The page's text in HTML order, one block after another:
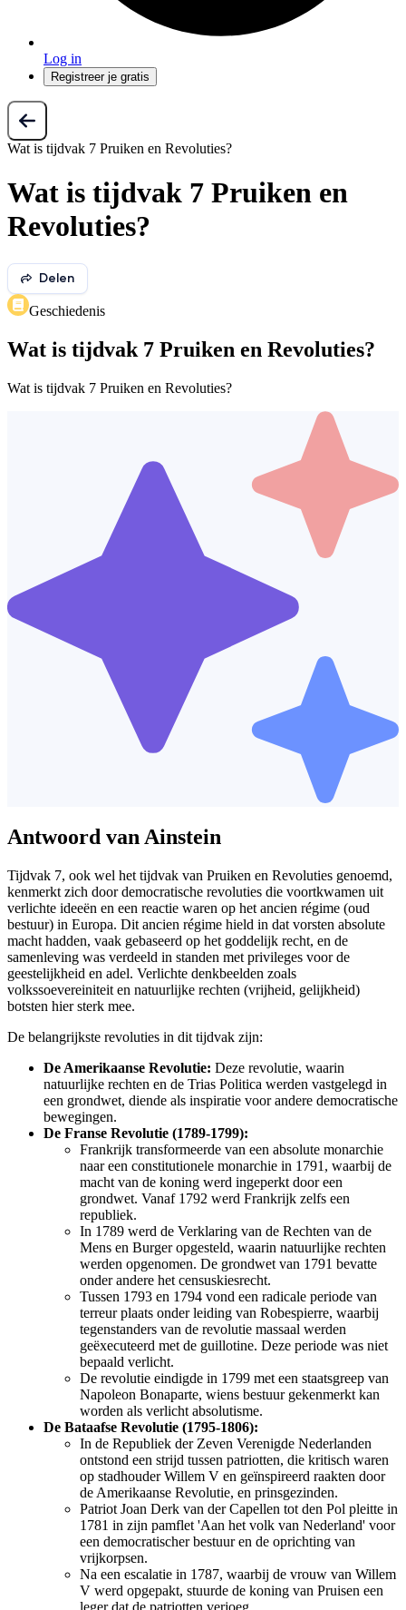
Log in
Registreer je gratis
Wat is tijdvak 7 Pruiken en Revoluties?
Wat is tijdvak 7 Pruiken en
Revoluties?
Delen
Geschiedenis
Wat is tijdvak 7 Pruiken en Revoluties?
Wat is tijdvak 7 Pruiken en Revoluties?
Antwoord van Ainstein
Tijdvak 7, ook wel het tijdvak van Pruiken en Revoluties genoemd,
kenmerkt zich door democratische revoluties die voortkwamen uit
verlichte ideeën en een reactie waren op het ancien régime (oud
bestuur) in Europa. Dit ancien régime hield in dat vorsten absolute
macht hadden, vaak gebaseerd op het goddelijk recht, en de
samenleving was verdeeld in standen met privileges voor de
geestelijkheid en adel. Verlichte denkbeelden zoals
volkssoevereiniteit en natuurlijke rechten (vrijheid, gelijkheid)
botsten hier sterk mee.
De belangrijkste revoluties in dit tijdvak zijn:
De Amerikaanse Revolutie: Deze revolutie, waarin
natuurlijke rechten en de Trias Politica werden vastgelegd in
een grondwet, diende als inspiratie voor andere democratische
bewegingen.
De Franse Revolutie (1789-1799):
Frankrijk transformeerde van een absolute monarchie
naar een constitutionele monarchie in 1791, waarbij de
macht van de koning werd ingeperkt door een
grondwet. Vanaf 1792 werd Frankrijk zelfs een
republiek.
In 1789 werd de Verklaring van de Rechten van de
Mens en Burger opgesteld, waarin natuurlijke rechten
werden opgenomen. De grondwet van 1791 bevatte
onder andere het censuskiesrecht.
Tussen 1793 en 1794 vond een radicale periode van
terreur plaats onder leiding van Robespierre, waarbij
tegenstanders van de revolutie massaal werden
geëxecuteerd met de guillotine. Deze periode was niet
bepaald verlicht.
De revolutie eindigde in 1799 met een staatsgreep van
Napoleon Bonaparte, wiens bestuur gekenmerkt kan
worden als verlicht absolutisme.
De Bataafse Revolutie (1795-1806):
In de Republiek der Zeven Verenigde Nederlanden
ontstond een strijd tussen patriotten, die kritisch waren
op stadhouder Willem V en geïnspireerd raakten door
de Amerikaanse Revolutie, en prinsgezinden.
Patriot Joan Derk van der Capellen tot den Pol pleitte in
1781 in zijn pamflet 'Aan het volk van Nederland' voor
een democratischer bestuur en de oprichting van
vrijkorpsen.
Na een escalatie in 1787, waarbij de vrouw van Willem
V werd opgepakt, stuurde de koning van Pruisen een
leger dat de patriotten verjoeg.